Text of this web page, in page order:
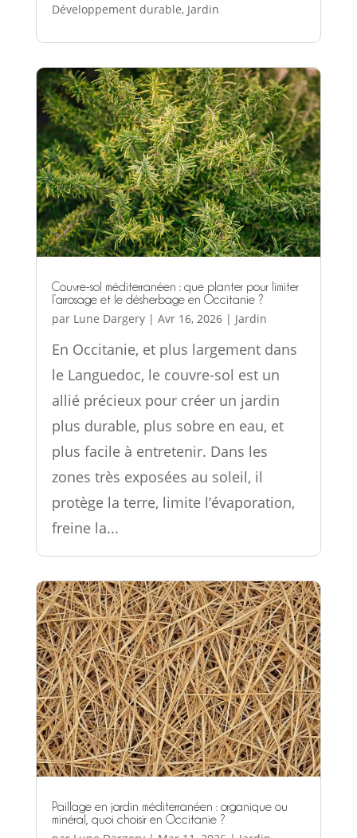
Développement durable, Jardin
Couvre-sol méditerranéen : que planter pour limiter
l’arrosage et le désherbage en Occitanie ?
par Lune Dargery| Avr 16, 2026| Jardin
En Occitanie, et plus largement dans
le Languedoc, le couvre-sol est un
allié précieux pour créer un jardin
plus durable, plus sobre en eau, et
plus facile à entretenir. Dans les
zones très exposées au soleil, il
protège la terre, limite l’évaporation,
freine la...
Paillage en jardin méditerranéen : organique ou
minéral, quoi choisir en Occitanie ?